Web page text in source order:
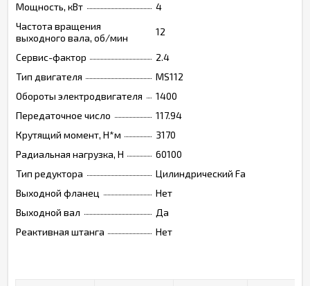
Мощность, кВт
4
Частота вращения
выходного вала, об/мин
12
Сервис-фактор
2.4
Тип двигателя
MS112
Обороты электродвигателя
1400
Передаточное число
117.94
Крутящий момент, Н*м
3170
Радиальная нагрузка, Н
60100
Тип редуктора
Цилиндрический Fa
Выходной фланец
Нет
Выходной вал
Да
Реактивная штанга
Нет